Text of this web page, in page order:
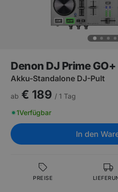
Denon DJ Prime GO+
Akku-Standalone DJ-Pult
ab € 189 / 1 Tag
1Verfügbar
In den
PREISE